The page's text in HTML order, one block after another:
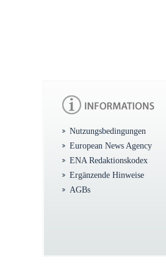
Nutzungsbedingungen
European News Agency
ENA Redaktionskodex
Ergänzende Hinweise
AGBs